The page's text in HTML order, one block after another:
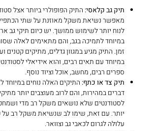
תיק גב קלאסי: התיק הפופולרי ביותר אצל
מאפשר נשיאת משקל מאוזנת על שתי
לנוח יותר לשימוש ממושך. יש כיום תיקי גב
במיוחד לתמיכה בגב, והם מתאימים לאלה
זמן. התיק מגיע במגוון גדלים, מתיקים קטנים
במיוחד עם תאים רבים, והוא אידיאלי
ספרים רבים, מחשב, אוכל וציוד נוסף.
תיק צד או כתף: התיקים האלה נוחים במיוחד
דברים במהירות, והם לרוב מעוצבים יותר
לסטודנטים שלא נושאים משקל רב מדי
יותר. עם זאת, שימו לב שנשיאת משקל רב
עלולה לגרום לכאבי גב וצוואר.